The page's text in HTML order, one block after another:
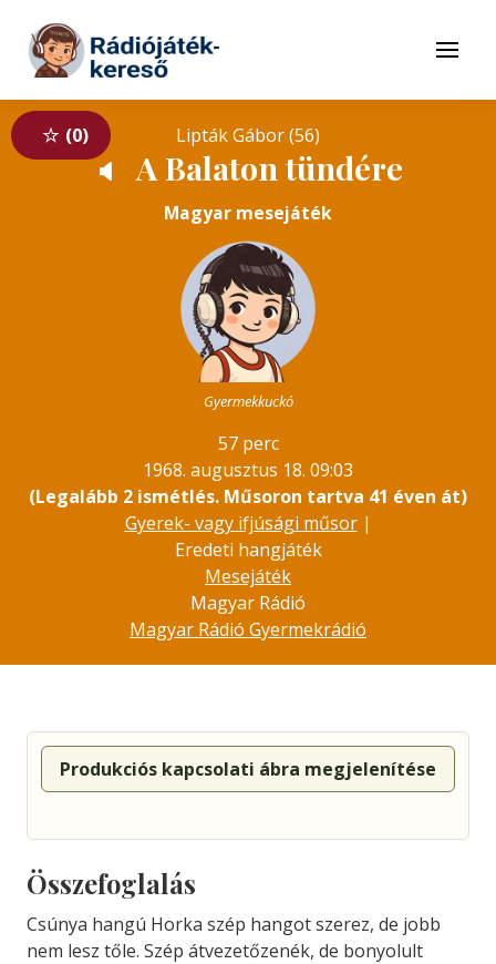
Tovább a tartalomhoz
Menü
0 Lipták Gábor (56)
🔈 A Balaton tündére
Magyar mesejáték
Gyermekkuckó
57 perc
1968. augusztus 18. 09:03
(Legalább 2 ismétlés. Műsoron tartva 41 éven át)
Gyerek- vagy ifjúsági műsor|
Eredeti hangjáték
Mesejáték
Magyar Rádió
Magyar Rádió Gyermekrádió
Produkciós kapcsolati ábra megjelenítése
Összefoglalás
Csúnya hangú Horka szép hangot szerez, de jobb
nem lesz tőle. Szép átvezetőzenék, de bonyolult